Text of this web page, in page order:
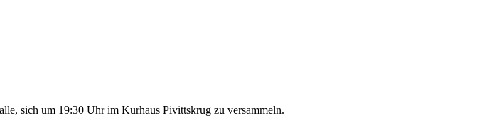
sich um 19:30 Uhr im Kurhaus Pivittskrug zu versammeln.